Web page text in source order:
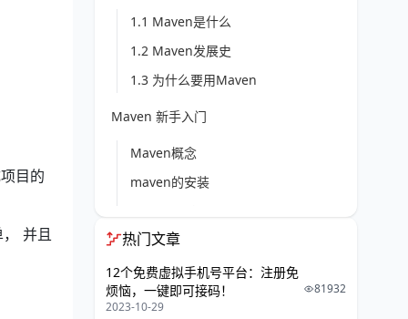
目的
并且
1.1 Maven是什么
1.2 Maven发展史
1.3 为什么要用Maven
Maven 新手入门
Maven概念
maven的安装
Maven常用命令说明
Maven使用
依赖的配置
热门文章
12个免费虚拟手机号平台：注册免
烦恼，一键即可接码！
2023-10-29
81932